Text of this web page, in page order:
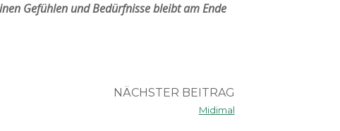
Gefühlen und Bedürfnisse bleibt am Ende
NÄCHSTER BEITRAG
Midimal